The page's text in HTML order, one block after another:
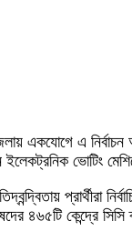
একযোগে এ
ইলেকট্রনিক ভোটিং
প্রার্থীরা
কেন্দ্রে সিসি